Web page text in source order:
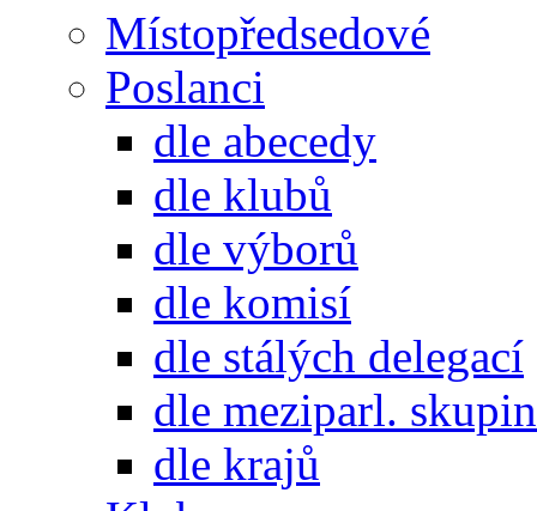
Místopředsedové
Poslanci
dle abecedy
dle klubů
dle výborů
dle komisí
dle stálých delegací
dle meziparl. skupin
dle krajů